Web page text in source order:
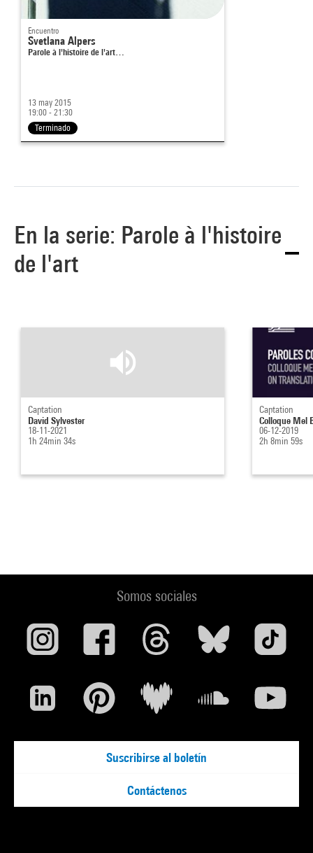
Encuentro
Svetlana Alpers
Parole à l'histoire de l'art…
13 may 2015
19:00 - 21:30
Terminado
En la serie: Parole à l'histoire
de l'art
Captation
David Sylvester
18-11-2021
1h 24min 34s
Captation
Colloque Mel
06-12-2019
2h 8min 59s
Somos sociales
Suscribirse al boletín
Contáctenos